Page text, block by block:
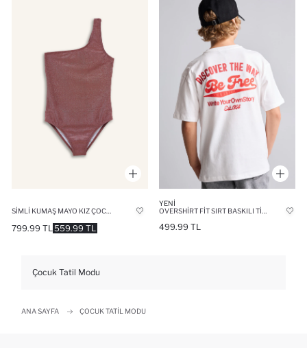
559.99 TL
799.99 TL
YENI
499.99 TL
Çocuk Tatil Modu
ANA SAYFA ÇOCUK TATIL MODU